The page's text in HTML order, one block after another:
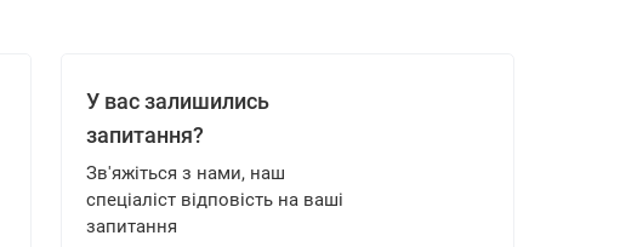
У вас залишились
запитання?
Зв'яжіться з нами, наш
спеціаліст відповість на ваші
запитання